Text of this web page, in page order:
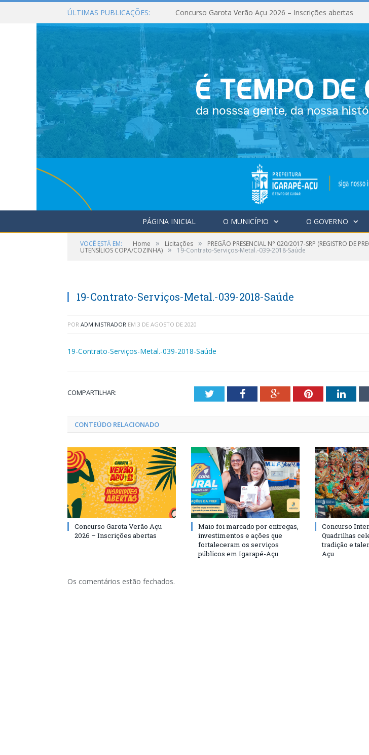
ÚLTIMAS PUBLICAÇÕES: Concurso Garota Verão Açu 2026 – Inscrições abertas
PÁGINA INICIAL O MUNICÍPIO O GOVERNO
VOCÊ ESTÁ EM: Home » Licitações » PREGÃO PRESENCIAL N° 020/2017-SRP (REGISTRO DE
UTENSÍLIOS COPA/COZINHA) » 19-Contrato-Serviços-Metal.-039-2018-Saúde
19-Contrato-Serviços-Metal.-039-2018-Saúde
POR ADMINISTRADOR EM 3 DE AGOSTO DE 2020
19-Contrato-Serviços-Metal.-039-2018-Saúde
COMPARTILHAR: TwitterFacebookGoogle+Pinterest
CONTEÚDO RELACIONADO
Concurso Garota Verão Açu
2026 – Inscrições abertas
Maio foi marcado por entregas,
investimentos e ações que
fortaleceram os serviços
públicos em Igarapé-Açu
Concurso
Quadrilhas
tradição e
Açu
Os comentários estão fechados.